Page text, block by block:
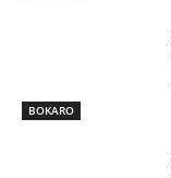
BOKARO